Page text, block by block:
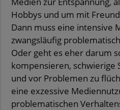
Hobbys und um mit
Dann muss eine intensive
zwangsläufig
Oder geht es eher darum
kompensieren, schwierige
und vor Problemen zu
eine exzessive
problematischen